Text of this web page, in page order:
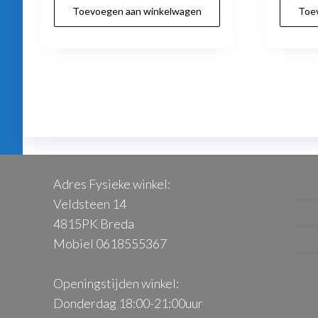
Toevoegen aan winkelwagen
Adres Fysieke winkel:
Veldsteen 14
4815PK Breda
Mobiel 0618555367
Openingstijden winkel:
Donderdag 18:00-21:00uur